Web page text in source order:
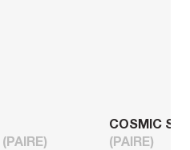
(PAIRE)
COSMIC SL
(PAIRE)